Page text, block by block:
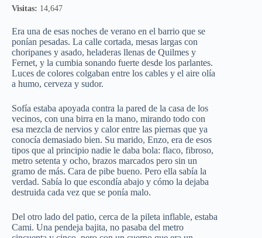
Visitas: 14,647
Era una de esas noches de verano en el barrio que se
ponían pesadas. La calle cortada, mesas largas con
choripanes y asado, heladeras llenas de Quilmes y
Fernet, y la cumbia sonando fuerte desde los parlantes.
Luces de colores colgaban entre los cables y el aire olía
a humo, cerveza y sudor.
Sofía estaba apoyada contra la pared de la casa de los
vecinos, con una birra en la mano, mirando todo con
esa mezcla de nervios y calor entre las piernas que ya
conocía demasiado bien. Su marido, Enzo, era de esos
tipos que al principio nadie le daba bola: flaco, fibroso,
metro setenta y ocho, brazos marcados pero sin un
gramo de más. Cara de pibe bueno. Pero ella sabía la
verdad. Sabía lo que escondía abajo y cómo la dejaba
destruida cada vez que se ponía malo.
Del otro lado del patio, cerca de la pileta inflable, estaba
Cami. Una pendeja bajita, no pasaba del metro